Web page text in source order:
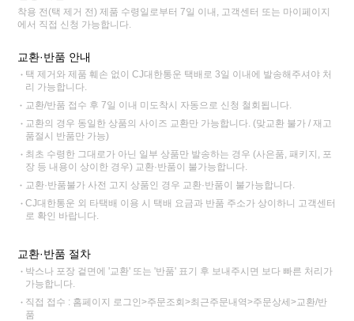
착용 전(택 제거 전) 제품 수령일로부터 7일 이내, 고객센터 또는 마이페이지
에서 직접 신청 가능합니다.
교환·반품 안내
택 제거와 제품 훼손 없이 CJ대한통운 택배로 3일 이내에 발송해주셔야 처
리 가능합니다.
교환/반품 접수 후 7일 이내 미도착시 자동으로 신청 철회됩니다.
교환의 경우 동일한 상품의 사이즈 교환만 가능합니다. (맞교환 불가 / 재고
품절시 반품만 가능)
최초 수령한 그대로가 아닌 일부 상품만 발송하는 경우 (사은품, 패키지, 포
장 등 내용이 상이한 경우) 교환·반품이 불가능합니다.
교환·반품불가 사전 고지 상품인 경우 교환·반품이 불가능합니다.
CJ대한통운 외 타택배 이용 시 택배 요금과 반품 주소가 상이하니 고객센터
로 확인 바랍니다.
교환·반품 절차
박스나 포장 겉면에 '교환' 또는 '반품' 표기 후 보내주시면 보다 빠른 처리가
가능합니다.
직접 접수 : 홈페이지 로그인>주문조회>최근주문내역>주문상세>교환/반
품